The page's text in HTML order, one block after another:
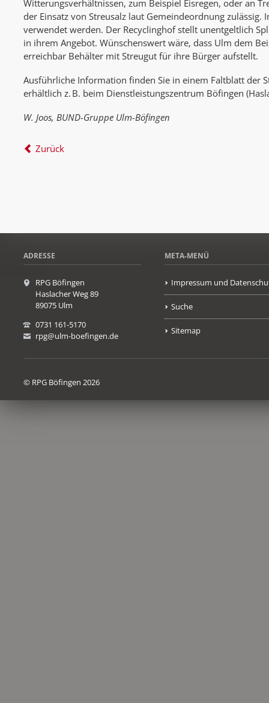
Witterungsverhältnissen, zum Beispiel Eisregen, oder an
der Einsatz von Streusalz laut Gemeindeordnung
verwendet werden. Der Recyclinghof stellt unentgeltlich
in ihrem Angebot. Wünschenswert wäre, dass Ulm dem
erreichbar Behälter mit Streugut für ihre Bürger aufstellt.
Ausführliche Information finden Sie in einem Faltblatt der
erhältlich z. B. beim Dienstleistungszentrum Böfingen
W. Joos, BUND-Gruppe Ulm-Böfingen
Zurück
ADRESSE
RPG Böfingen
Haslacher Weg 89
89075 Ulm
0731 161-5170
rpg@ulm-boefingen.de
META-MENÜ
Impressum und
Suche
Sitemap
© RPG Böfingen 2026